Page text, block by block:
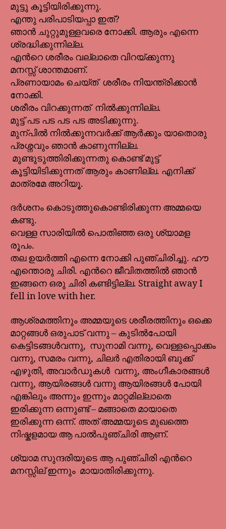
മുട്ടു കൂട്ടിയിരിക്കുന്നു.
എന്തു പരിപാടിയപ്പാ ഇത്?
ഞാൻ ചുറ്റുമുള്ളവരെ നോക്കി. ആരും എന്നെ
ശ്രദ്ധിക്കുന്നില്ല.
എൻറെ ശരീരം വല്ലാതെ വിറയ്ക്കുന്നു
മനസ്സ് ശാന്തമാണ്.
പ്രണായാമം ചെയ്ത് ശരീരം നിയന്ത്രിക്കാൻ
നോക്കി.
ശരീരം വിറക്കുന്നത് നിൽക്കുന്നില്ല.
മുട്ട് പട പട പട പട അടിക്കുന്നു.
മുന്പിൽ നിൽക്കുന്നവർക്ക് ആർക്കും യാതൊരു
പ്രശ്നവും ഞാൻ കാണുന്നില്ല.
മുണ്ടുടുത്തിരിക്കുന്നതു കൊണ്ട് മുട്ട്
കൂട്ടിയിടിക്കുന്നത് ആരും കാണില്ല. എനിക്ക്
മാത്രമേ അറിയൂ.
ദർശനം കൊടുത്തുകൊണ്ടിരിക്കുന്ന അമ്മയെ
കണ്ടു.
വെള്ള സാരിയിൽ പൊതിഞ്ഞ ഒരു ശ്യാമള
രൂപം.
തല ഉയർത്തി എന്നെ നോക്കി പുഞ്ചിരിച്ചു. ഹൗ
എന്തൊരു ചിരി. എൻറെ ജീവിതത്തിൽ ഞാൻ
ഇങ്ങനെ ഒരു ചിരി കണ്ടിട്ടില്ല. Straight away I
fell in love with her.
ആശ്രമത്തിനും അമ്മയുടെ ശരീരത്തിനും ഒക്കെ
മാറ്റങ്ങൾ ഒരുപാട് വന്നു – കുടിൽപോയി
കെട്ടിടങ്ങൾവന്നു, സുനാമി വന്നു, വെള്ളപ്പൊക്കം
വന്നു, സമരം വന്നു, ചിലർ എതിരായി ബുക്ക്
എഴുതി, അവാർഡുകൾ വന്നു, അംഗീകാരങ്ങൾ
വന്നു, ആയിരങ്ങൾ വന്നു ആയിരങ്ങൾ പോയി
എങ്കിലും അന്നും ഇന്നും മാറ്റമില്ലാതെ
ഇരിക്കുന്ന ഒന്നുണ്ട് – മങ്ങാതെ മായാതെ
ഇരിക്കുന്ന ഒന്ന്. അത് അമ്മയുടെ മുഖത്തെ
നിഷ്കളമായ ആ പാൽപുഞ്ചിരി ആണ്.
ശ്യാമ സുന്ദരിയുടെ ആ പുഞ്ചിരി എൻറെ
മനസ്സില് ഇന്നും മായാതിരിക്കുന്നു.